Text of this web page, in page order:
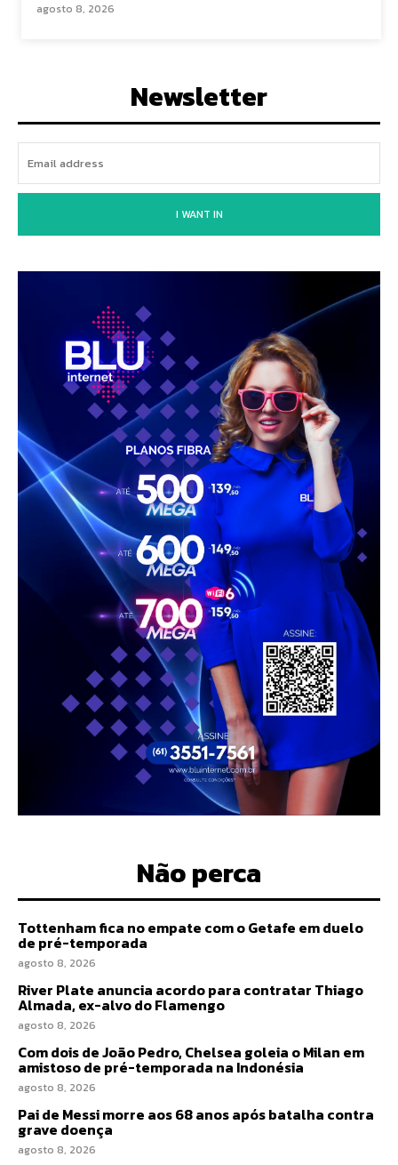
agosto 8, 2026
Newsletter
I WANT IN
Não perca
Tottenham fica no empate com o Getafe em duelo
de pré-temporada
agosto 8, 2026
River Plate anuncia acordo para contratar Thiago
Almada, ex-alvo do Flamengo
agosto 8, 2026
Com dois de João Pedro, Chelsea goleia o Milan em
amistoso de pré-temporada na Indonésia
agosto 8, 2026
Pai de Messi morre aos 68 anos após batalha contra
grave doença
agosto 8, 2026